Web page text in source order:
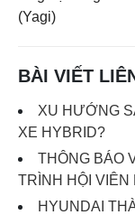
(Yagi)
BÀI VIẾT
XU HƯỚNG
XE HYBRID?
THÔNG BÁO
TRÌNH HỘI VIÊN
HYUNDAI